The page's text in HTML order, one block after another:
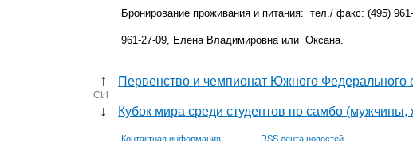
Бронирование проживания и питания: тел./ факс: (495)
961-27-09, Елена Владимировна или Оксана.
↑ Первенство и чемпионат Южного Федерального
Ctrl
↓ Кубок мира среди студентов по самбо
Контактная информация RSS лента новостей